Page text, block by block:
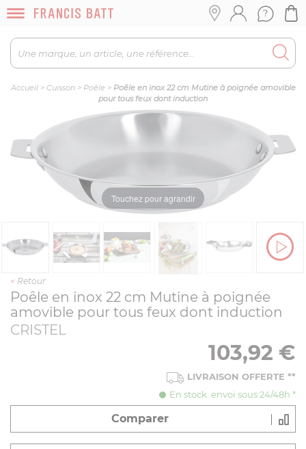
Accueil> Cuisson> Poêle > Poêle en inox 22 cm Mutine à poignée amovible
pour tous feux dont induction
Touchez pour agrandir
< Retour
Poêle en inox 22 cm Mutine à poignée
amovible pour tous feux dont induction
CRISTEL
103,92 €
LIVRAISON OFFERTE **
En stock. envoi sous 24/48h *
Comparer